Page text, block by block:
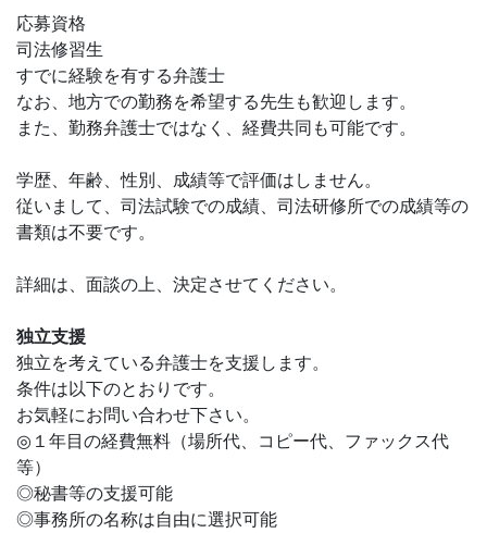
応募資格
司法修習生
すでに経験を有する弁護士
なお、地方での勤務を希望する先生も歓迎します。
また、勤務弁護士ではなく、経費共同も可能です。
学歴、年齢、性別、成績等で評価はしません。
従いまして、司法試験での成績、司法研修所での成績等の
書類は不要です。
詳細は、面談の上、決定させてください。
独立支援
独立を考えている弁護士を支援します。
条件は以下のとおりです。
お気軽にお問い合わせ下さい。
◎１年目の経費無料（場所代、コピー代、ファックス代
等）
◎秘書等の支援可能
◎事務所の名称は自由に選択可能